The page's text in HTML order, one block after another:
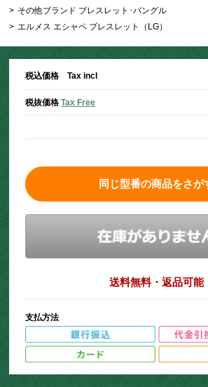
> その他ブランド ブレスレット･バングル
> エルメス エシャペ ブレスレット（LG）
税込価格 Tax incl
税抜価格 Tax Free
同じ型番の商品をさが
送料無料・返品可能
支払方法